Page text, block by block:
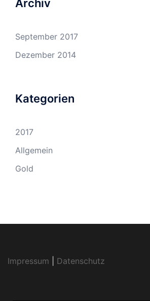
Archiv
September 2017
Dezember 2014
Kategorien
2017
Allgemein
Gold
Impressum Datenschutz